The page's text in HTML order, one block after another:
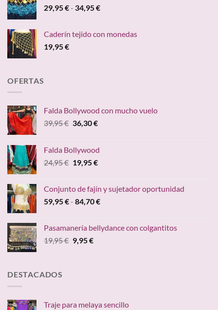
29,95€- 34,95€Rango
desde
Caderín tejido con monedas
19,95€
OFERTAS
Falda Bollywood con mucho vuelo
39,95€ El
era:
39,95 €.
36,30€El
es:
36,30 €.
Falda Bollywood
24,95€ El
era:
24,95 €.
19,95€El
es:
19,95 €.
Conjunto de fajín y sujetador oportunidad
59,95€- 84,70€Rango
desde
Pasamanería bellydance con colgantitos
19,95€ El
9,95€El
DESTACADOS
Traje para melaya sencillo